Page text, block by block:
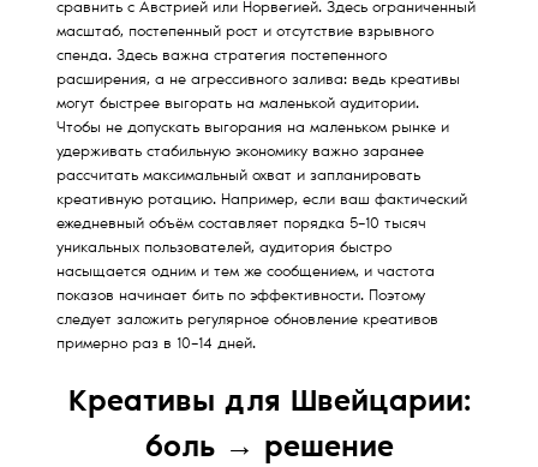
сравнить с Австрией или Норвегией. Здесь ограниченный
масштаб, постепенный рост и отсутствие взрывного
спенда. Здесь важна стратегия постепенного
расширения, а не агрессивного залива: ведь креативы
могут быстрее выгорать на маленькой аудитории.
Чтобы не допускать выгорания на маленьком рынке и
удерживать стабильную экономику важно заранее
рассчитать максимальный охват и запланировать
креативную ротацию. Например, если ваш фактический
ежедневный объём составляет порядка 5–10 тысяч
уникальных пользователей, аудитория быстро
насыщается одним и тем же сообщением, и частота
показов начинает бить по эффективности. Поэтому
следует заложить регулярное обновление креативов
примерно раз в 10–14 дней.
Креативы для Швейцарии:
боль → решение